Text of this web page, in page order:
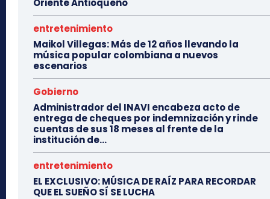
Oriente Antioqueño
entretenimiento
Maikol Villegas: Más de 12 años llevando la
música popular colombiana a nuevos
escenarios
Gobierno
Administrador del INAVI encabeza acto de
entrega de cheques por indemnización y rinde
cuentas de sus 18 meses al frente de la
institución de...
entretenimiento
EL EXCLUSIVO: MÚSICA DE RAÍZ PARA RECORDAR
QUE EL SUEÑO SÍ SE LUCHA